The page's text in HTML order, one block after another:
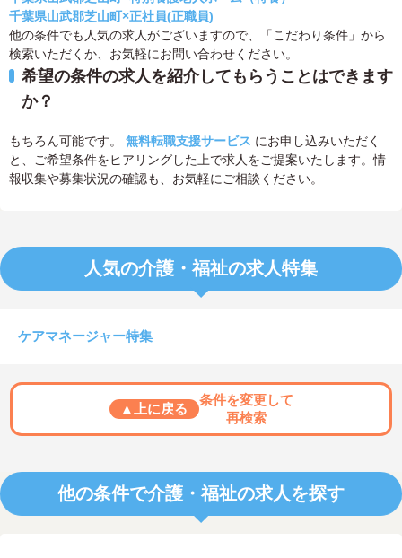
千葉県山武郡芝山町×正社員(正職員)
他の条件でも人気の求人がございますので、「こだわり条件」から
検索いただくか、お気軽にお問い合わせください。
希望の条件の求人を紹介してもらうことはできます
か？
もちろん可能です。 無料転職支援サービス にお申し込みいただく
と、ご希望条件をヒアリングした上で求人をご提案いたします。情
報収集や募集状況の確認も、お気軽にご相談ください。
人気の介護・福祉の求人特集
ケアマネージャー特集
▲上に戻る
条件を変更して
再検索
他の条件で介護・福祉の求人を探す